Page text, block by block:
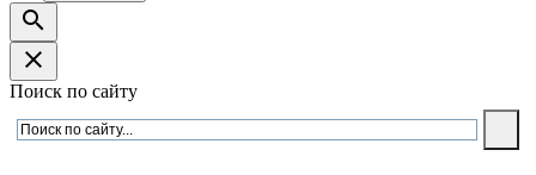
search
close
Поиск по сайту